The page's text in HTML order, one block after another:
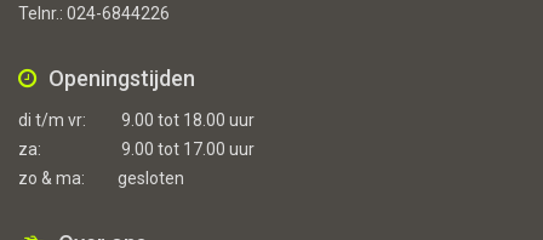
Telnr.: 024-6844226
Openingstijden
di t/m vr:
9.00 tot 18.00 uur
za:
9.00 tot 17.00 uur
zo & ma:
gesloten